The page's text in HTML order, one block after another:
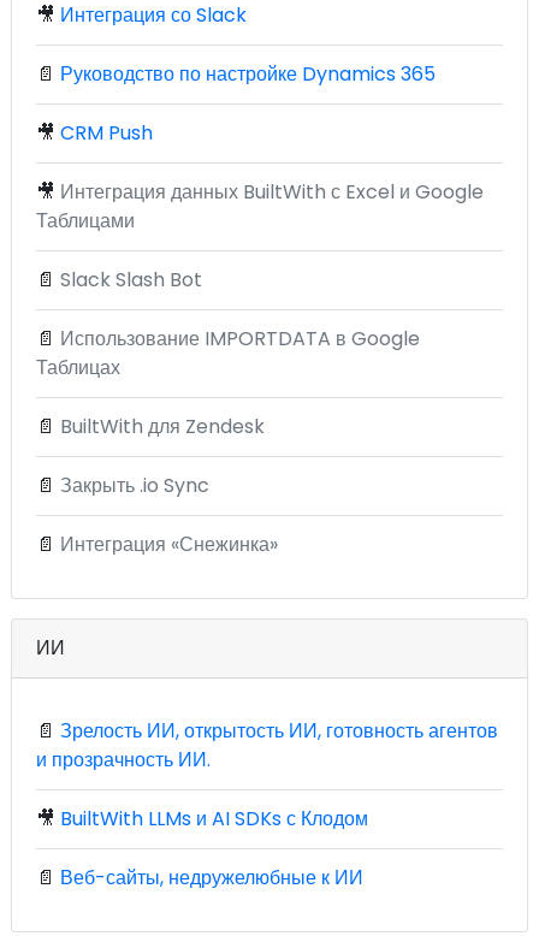
🎥 Интеграция со Slack
📄 Руководство по настройке Dynamics 365
🎥 CRM Push
🎥 Интеграция данных BuiltWith с Excel и Google
Таблицами
📄 Slack Slash Bot
📄 Использование IMPORTDATA в Google
Таблицах
📄 BuiltWith для Zendesk
📄 Закрыть .io Sync
📄 Интеграция «Снежинка»
ИИ
📄 Зрелость ИИ, открытость ИИ, готовность агентов
и прозрачность ИИ.
🎥 BuiltWith LLMs и AI SDKs с Клодом
📄 Веб-сайты, недружелюбные к ИИ